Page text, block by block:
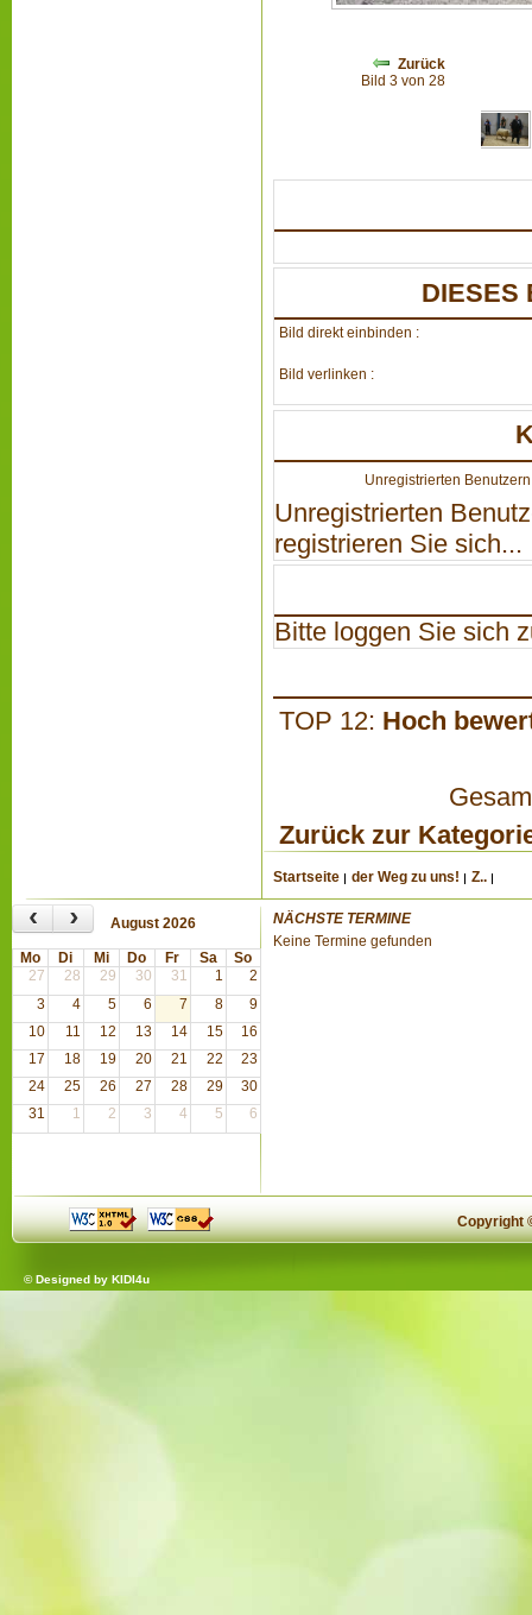
Zurück
Bild 3 von 28
DIESES
Bild direkt einbinden :
Bild verlinken :
Unregistrierten
Unregistrierten
registrieren Sie sich...
Bitte loggen Sie sich
TOP 12: Hoch
Zurück zur
Startseite der Weg zu uns! Z..
‹ › August 2026
Mo Di Mi Do Fr Sa
So
27
28 29 30 31 1
2
3
4 5 6 7 8
9
10
11 12 13 14 15
16
17
18 19 20 21 22
23
24
25 26 27 28 29
30
31
1 2 3 4 5 6
NÄCHSTE TERMINE
Keine Termine gefunden
Copyright
© Designed by KIDI4u